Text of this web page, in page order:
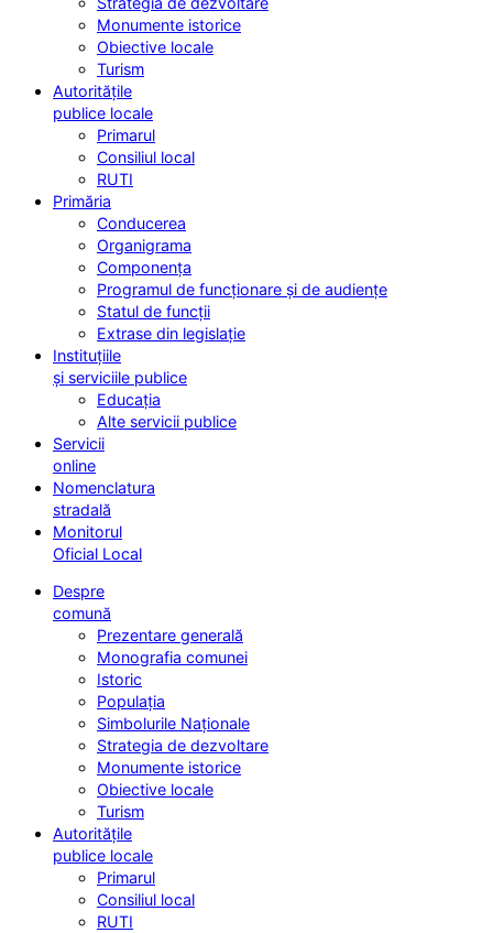
Monumente istorice
Obiective locale
Turism
Autoritățile
publice locale
Primarul
Consiliul local
RUTI
Primăria
Conducerea
Organigrama
Componența
Programul de funcționare și de audiențe
Statul de funcții
Extrase din legislație
Instituțiile
și serviciile publice
Educația
Alte servicii publice
Servicii
online
Nomenclatura
stradală
Monitorul
Oficial Local
Despre
comună
Prezentare generală
Monografia comunei
Istoric
Populația
Simbolurile Naționale
Strategia de dezvoltare
Monumente istorice
Obiective locale
Turism
Autoritățile
publice locale
Primarul
Consiliul local
RUTI